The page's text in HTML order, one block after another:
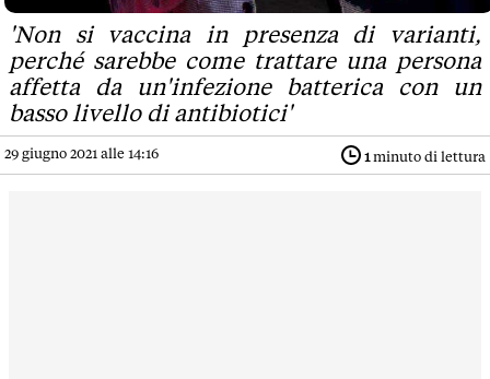
'Non si vaccina in presenza di varianti,
perché sarebbe come trattare una persona
affetta da un'infezione batterica con un
basso livello di antibiotici'
29 giugno 2021 alle 14:16 1 minuto di lettura